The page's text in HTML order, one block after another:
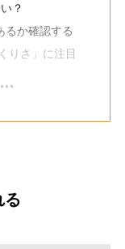
？
るか確認する
りさ」に注目
る